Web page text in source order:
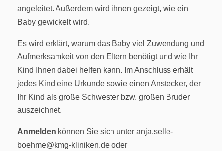
angeleitet. Außerdem wird ihnen gezeigt, wie ein
Baby gewickelt wird.
Es wird erklärt, warum das Baby viel Zuwendung und
Aufmerksamkeit von den Eltern benötigt und wie Ihr
Kind Ihnen dabei helfen kann. Im Anschluss erhält
jedes Kind eine Urkunde sowie einen Anstecker, der
Ihr Kind als große Schwester bzw. großen Bruder
auszeichnet.
Anmelden können Sie sich unter anja.selle-
boehme@kmg-kliniken.de oder